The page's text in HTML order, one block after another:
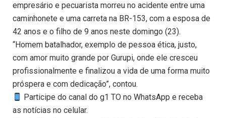
empresário e pecuarista morreu no acidente entre uma
caminhonete e uma carreta na BR-153, com a esposa de
42 anos e o filho de 9 anos neste domingo (23).
“Homem batalhador, exemplo de pessoa ética, justo,
com amor muito grande por Gurupi, onde ele cresceu
profissionalmente e finalizou a vida de uma forma muito
próspera e com dedicação”, contou.
Participe do canal do g1 TO no WhatsApp e receba
as notícias no celular.